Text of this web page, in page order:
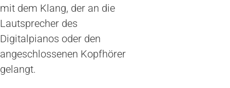
mit dem Klang, der an die
Lautsprecher des
Digitalpianos oder den
angeschlossenen Kopfhörer
gelangt.